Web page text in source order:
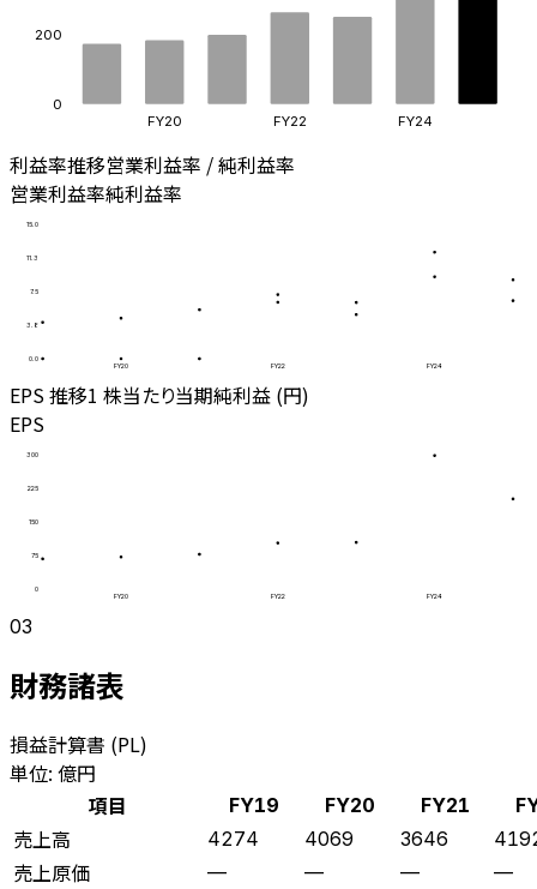
0
200
FY20 FY22 FY24
利益率推移営業利益率 / 純利益率
営業利益率純利益率
0.0
3.8
7.5
11.3
15.0
FY20 FY22 FY24
EPS 推移1 株当たり当期純利益 (円)
EPS
0
75
150
225
300
FY20 FY22 FY24
03
財務諸表
損益計算書 (PL)
単位: 億円
項目
FY19 FY20 FY21
売上高 4274 4069 3646
売上原価 — — — —